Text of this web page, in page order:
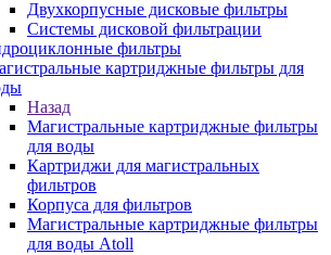
Двухкорпусные дисковые фильтры
Системы дисковой фильтрации
фильтры
картриджные фильтры для
Назад
Магистральные картриджные фильтры
для воды
Картриджи для магистральных
фильтров
Корпуса для фильтров
Магистральные картриджные фильтры
для воды Atoll